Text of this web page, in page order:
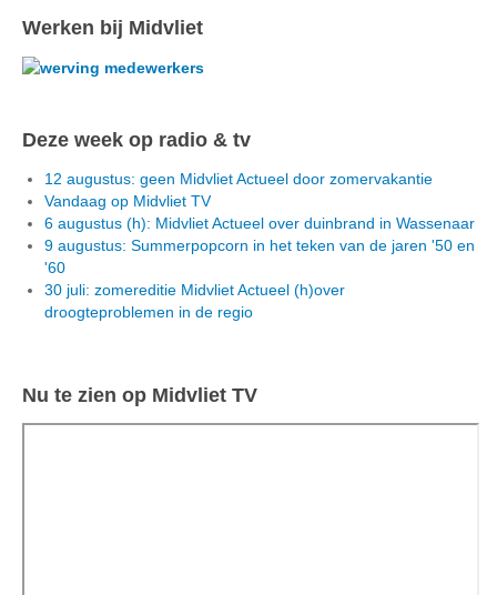
Werken bij Midvliet
Deze week op radio & tv
12 augustus: geen Midvliet Actueel door zomervakantie
Vandaag op Midvliet TV
6 augustus (h): Midvliet Actueel over duinbrand in Wassenaar
9 augustus: Summerpopcorn in het teken van de jaren '50 en
'60
30 juli: zomereditie Midvliet Actueel (h)over
droogteproblemen in de regio
Nu te zien op Midvliet TV